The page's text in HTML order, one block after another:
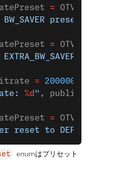
=
preset:
=
= 200000
%d " ,
=
reset to DEFAULT
enumはプリセット